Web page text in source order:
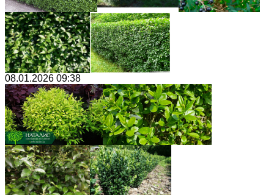
08.01.2026 09:38